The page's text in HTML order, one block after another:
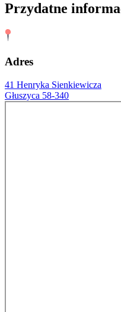
Przydatne
Adres
41 Henryka Sienkiewicza
Głuszyca 58-340